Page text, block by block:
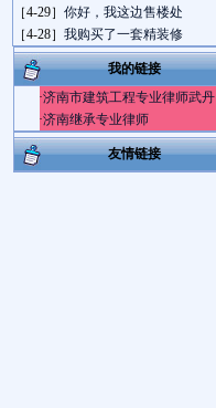
［4-29］ 你好，我这边售楼处
［4-28］ 我购买了一套精装修
我的链接
·济南市建筑工程专业律师武丹
·济南继承专业律师
友情链接